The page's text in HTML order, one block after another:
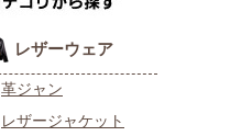
レザーウェア
革ジャン
レザージャケット